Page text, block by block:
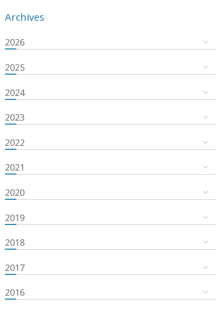
Archives
2026
2025
2024
2023
2022
2021
2020
2019
2018
2017
2016